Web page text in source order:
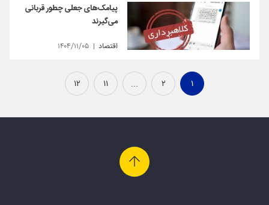
پیامک‌های جعلی چطور قربانی
می‌گیرند
اقتصاد ۱۴۰۴/۱۱/۰۵
۱ ۲ ... ۱۱ ۱۲